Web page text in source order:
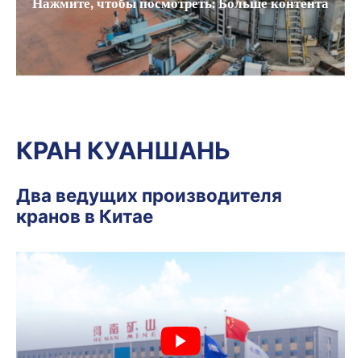
КРАН КУАНШАНЬ
Два ведущих производителя
кранов в Китае